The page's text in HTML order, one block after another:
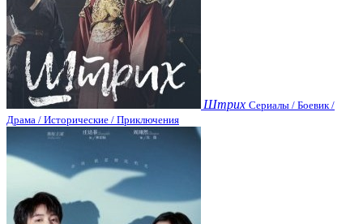
Штрих Сериалы / Боевик /
Драма / Исторические / Приключения